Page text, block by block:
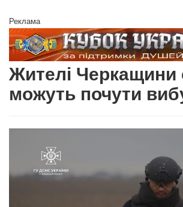
Реклама
Жителі Черкащини
можуть почути